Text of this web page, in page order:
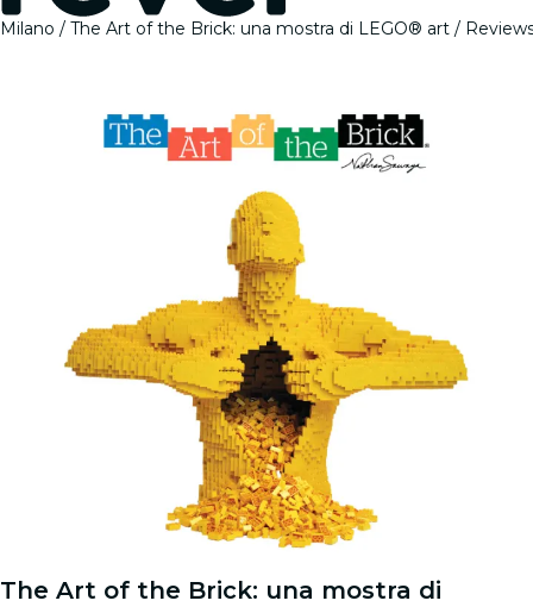
Milano The Art of the Brick: una mostra di LEGO® art
The Art of the Brick: una mostra di